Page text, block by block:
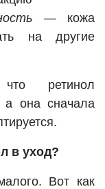
— кожа
на другие
ретинол
а она сначала
в уход?
Вот как